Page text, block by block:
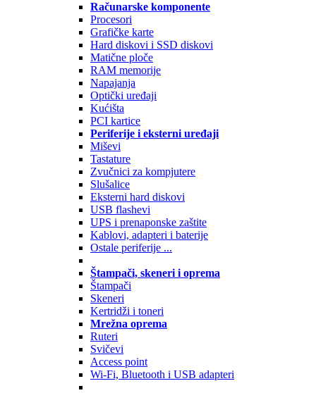
Računarske komponente
Procesori
Grafičke karte
Hard diskovi i SSD diskovi
Matične ploče
RAM memorije
Napajanja
Optički uređaji
Kućišta
PCI kartice
Periferije i eksterni uređaji
Miševi
Tastature
Zvučnici za kompjutere
Slušalice
Eksterni hard diskovi
USB flashevi
UPS i prenaponske zaštite
Kablovi, adapteri i baterije
Ostale periferije ...
Štampači, skeneri i oprema
Štampači
Skeneri
Kertridži i toneri
Mrežna oprema
Ruteri
Svičevi
Access point
Wi-Fi, Bluetooth i USB adapteri